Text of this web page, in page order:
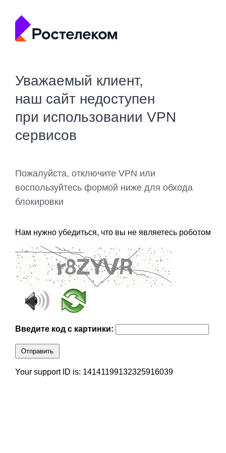
Уважаемый клиент,
наш сайт недоступен
при использовании VPN
сервисов
Пожалуйста, отключите VPN или
воспользуйтесь формой ниже для обхода
блокировки
Нам нужно убедиться, что вы не являетесь роботом
Введите код с картинки:
Отправить
Your support ID is: 14141199132325916039